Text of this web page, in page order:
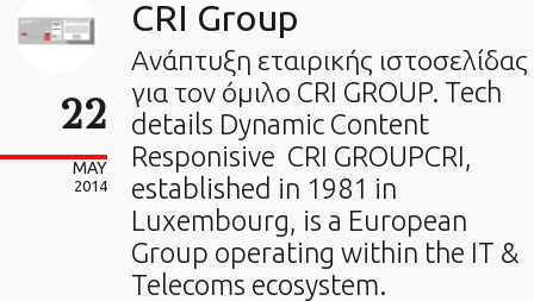
22
MAY
2014
CRI Group
Ανάπτυξη εταιρικής ιστοσελίδας
για τον όμιλο CRI GROUP. Tech
details Dynamic Content
Responisive CRI GROUPCRI,
established in 1981 in
Luxembourg, is a European
Group operating within the IT &
Telecoms ecosystem.